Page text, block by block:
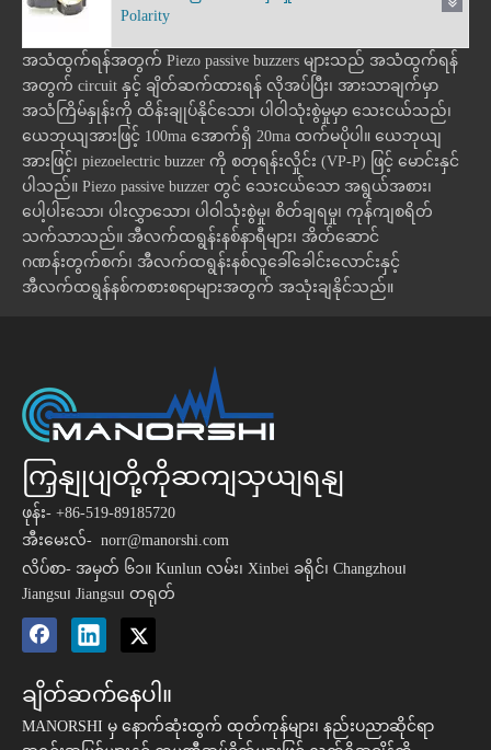
Polarity
အသံထွက်ရန်အတွက် Piezo passive buzzers များသည် အသံထွက်ရန်
အတွက် circuit နှင့် ချိတ်ဆက်ထားရန် လိုအပ်ပြီး၊ အားသာချက်မှာ
အသံကြိမ်နှုန်းကို ထိန်းချုပ်နိုင်သော၊ ပါဝါသုံးစွဲမှုမှာ သေးငယ်သည်၊
ယေဘုယျအားဖြင့် 100ma အောက်ရှိ 20ma ထက်မပိုပါ။ ယေဘုယျ
အားဖြင့်၊ piezoelectric buzzer ကို စတုရန်းလှိုင်း (VP-P) ဖြင့် မောင်းနှင်
ပါသည်။ Piezo passive buzzer တွင် သေးငယ်သော အရွယ်အစား၊
ပေါ့ပါးသော၊ ပါးလွှာသော၊ ပါဝါသုံးစွဲမှု၊ စိတ်ချရမှု၊ ကုန်ကျစရိတ်
သက်သာသည်။ အီလက်ထရွန်းနစ်နာရီများ၊ အိတ်ဆောင်
ဂဏန်းတွက်စက်၊ အီလက်ထရွန်းနစ်လူခေါ်ခေါင်းလောင်းနှင့်
အီလက်ထရွန်နစ်ကစားစရာများအတွက် အသုံးချနိုင်သည်။
ကြှနျုပျတို့ကိုဆကျသှယျရနျ
ဖုန်း- +86-519-89185720
အီးမေးလ်- norr@manorshi.com
လိပ်စာ- အမှတ် ၆၁။ Kunlun လမ်း၊ Xinbei ခရိုင်၊ Changzhou၊
Jiangsu၊ Jiangsu၊ တရုတ်
ချိတ်ဆက်နေပါ။
MANORSHI မှ နောက်ဆုံးထွက် ထုတ်ကုန်များ၊ နည်းပညာဆိုင်ရာ